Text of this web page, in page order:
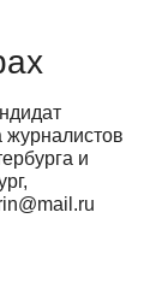
журналистов
и